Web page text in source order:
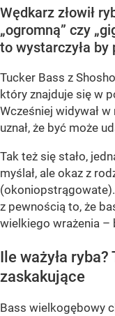
Wędkarz złowił
„ogromną” czy
to wystarczyła by
Tucker Bass z
który znajduje się w
Wcześniej widywał
uznał, że być może
Tak też się stało,
myślał, ale okaz z
z pewnością to, że
wielkiego wrażenia –
Ile ważyła
zaskakujące
Bass wielkogębowy